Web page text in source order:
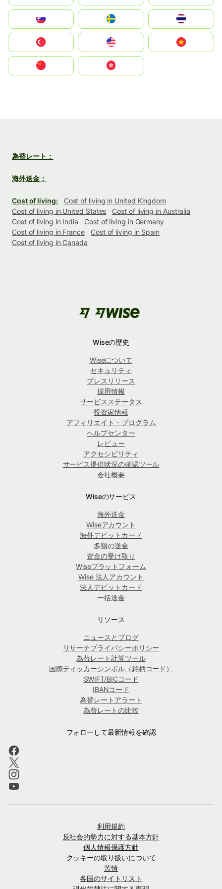
United States
中國香港特別行政區
為替レート：
海外送金：
Cost of living:
Cost of living in United Kingdom
Cost of living in United States
Cost of living in Australia
Cost of living in India
Cost of living in Germany
Cost of living in France
Cost of living in Spain
Cost of living in Canada
Wiseの歴史
Wiseについて
セキュリティ
プレスリリース
採用情報
サービスステータス
投資家情報
アフィリエイト・プログラム
ヘルプセンター
レビュー
アクセシビリティ
サービス提供状況の確認ツール
会社概要
Wiseのサービス
海外送金
Wiseアカウント
海外デビットカード
多額の送金
資金の受け取り
Wiseプラットフォーム
Wise 法人アカウント
法人デビットカード
一括送金
リソース
ニュースとブログ
リサーチプライバシーポリシー
為替レート計算ツール
国際ティッカーシンボル（銘柄コード）
SWIFT/BICコード
IBANコード
為替レートアラート
為替レートの比較
フォローして最新情報を確認
利用規約
反社会的勢力に対する基本方針
個人情報保護方針
クッキーの取り扱いについて
苦情
各国のサイトリスト